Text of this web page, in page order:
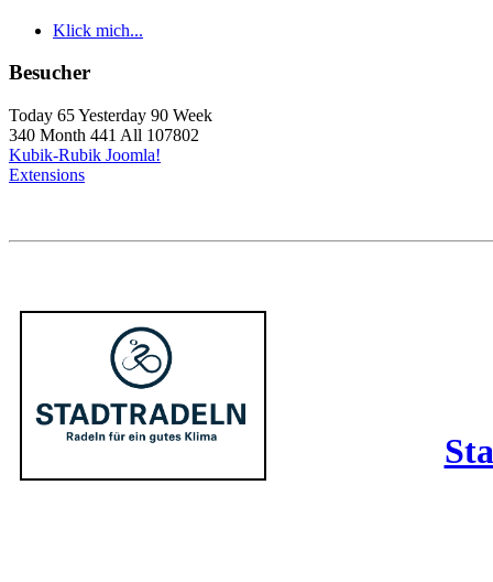
Klick mich...
Besucher
Today 65 Yesterday 90 Week
340 Month 441 All 107802
Kubik-Rubik Joomla!
Extensions